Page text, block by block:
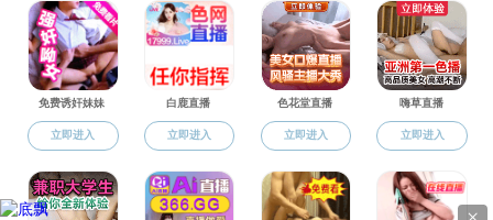
豆社 分工会举办“校庆粽情跃动，